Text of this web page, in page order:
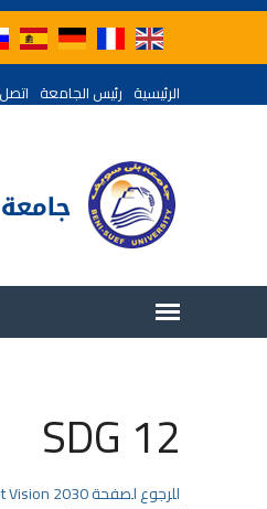
الرئيسية رئيس الجامعة اتصل
SDG 12
للرجوع لصفحة Egypt Vision 2030